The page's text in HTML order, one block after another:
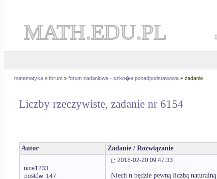
MATH.EDU.PL
matematyka » forum » forum zadaniowe - szko�a ponadpodstawowa » zadanie
Liczby rzeczywiste, zadanie nr 6154
Autor Zadanie / Rozwiązanie
nice1233
postów: 147
2018-02-20 09:47:33
Niech n będzie pewną liczbą